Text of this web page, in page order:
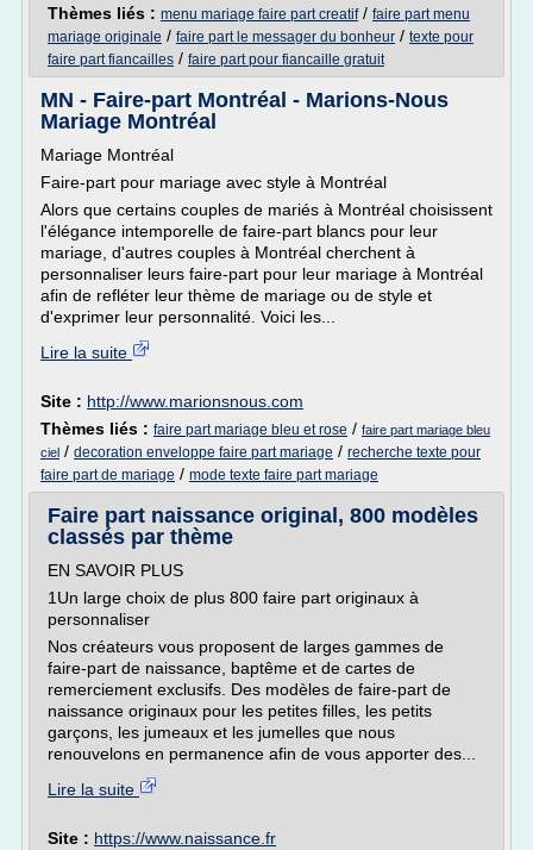
Thèmes liés : menu mariage faire part creatif/ faire part menu
mariage originale / faire part le messager du bonheur / texte pour
faire part fiancailles / faire part pour fiancaille gratuit
MN - Faire-part Montréal - Marions-Nous
Mariage Montréal
Mariage Montréal
Faire-part pour mariage avec style à Montréal
Alors que certains couples de mariés à Montréal choisissent
l'élégance intemporelle de faire-part blancs pour leur
mariage, d'autres couples à Montréal cherchent à
personnaliser leurs faire-part pour leur mariage à Montréal
afin de refléter leur thème de mariage ou de style et
d'exprimer leur personnalité. Voici les...
Lire la suite
Site : http://www.marionsnous.com
Thèmes liés : faire part mariage bleu et rose / faire part mariage bleu
ciel / decoration enveloppe faire part mariage / recherche texte pour
faire part de mariage / mode texte faire part mariage
Faire part naissance original, 800 modèles
classés par thème
EN SAVOIR PLUS
1Un large choix de plus 800 faire part originaux à
personnaliser
Nos créateurs vous proposent de larges gammes de
faire-part de naissance, baptême et de cartes de
remerciement exclusifs. Des modèles de faire-part de
naissance originaux pour les petites filles, les petits
garçons, les jumeaux et les jumelles que nous
renouvelons en permanence afin de vous apporter des...
Lire la suite
Site : https://www.naissance.fr